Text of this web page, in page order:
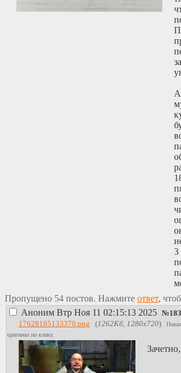
А
3
Пропущено 54 постов. Нажмите ответ,
Аноним Втр Ноя 11 02:15:13 2025 №
17628165133370.png (1262Кб, 1280x720)
оригинал по клику.